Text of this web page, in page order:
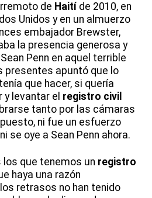
de Haití de 2010, en
Unidos y en un almuerzo
embajador Brewster,
la presencia generosa y
Penn en aquel terrible
presentes apuntó que lo
que hacer, si quería
y levantar el registro civil
tanto por las cámaras
ni fue un esfuerzo
se oye a Sean Penn ahora.
que tenemos un registro
haya una razón
retrasos no han tenido